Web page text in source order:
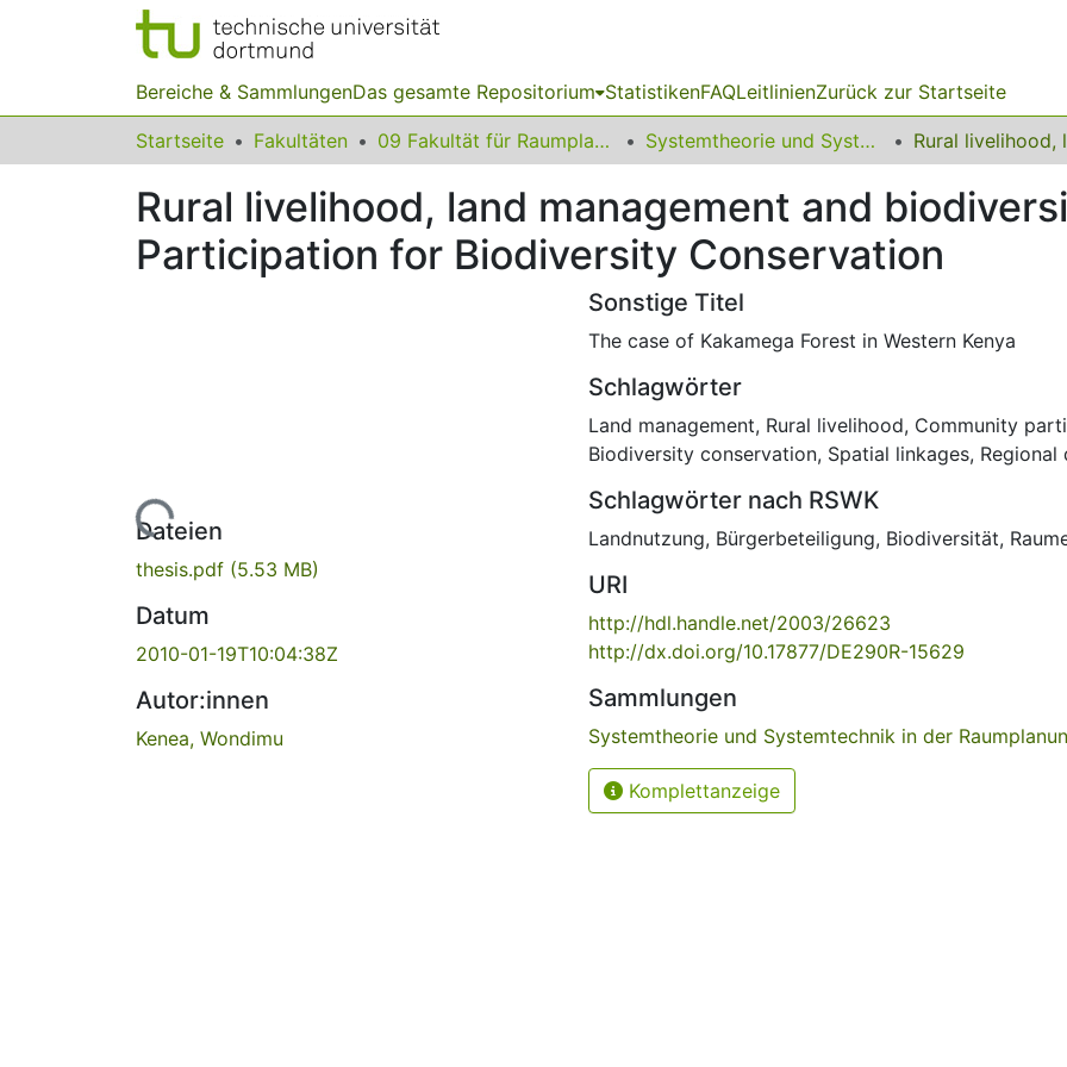
Bereiche & SammlungenDas gesamte Repositorium StatistikenFAQLeitlinienZurück zur Startseite
Startseite Fakultäten 09 Fakultät für Raumplanung Systemtheorie und Systemtechnik in der Raumplanung
Rural livelihood, land management and
Participation for Biodiversity Conservation
Lade...
Dateien
thesis.pdf (5.53 MB)
Datum
2010-01-19T10:04:38Z
Autor:innen
Kenea, Wondimu
Sonstige Titel
The case of Kakamega Forest in Western Kenya
Schlagwörter
Land management, Rural livelihood, Community
Biodiversity conservation, Spatial linkages, Regional
Schlagwörter nach RSWK
Landnutzung, Bürgerbeteiligung, Biodiversität,
URI
http://hdl.handle.net/2003/26623
http://dx.doi.org/10.17877/DE290R-15629
Sammlungen
Systemtheorie und Systemtechnik in der
Komplettanzeige